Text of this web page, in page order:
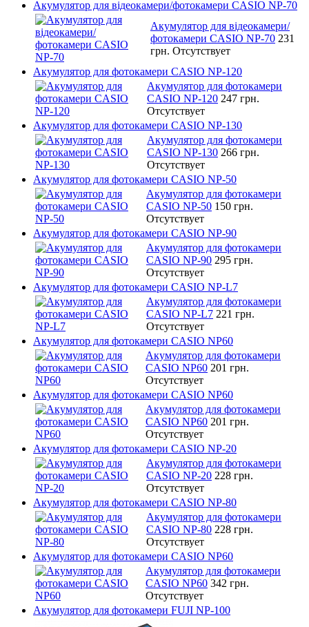
Акумулятор для відеокамери/фотокамери CASIO NP-70
Акумулятор для відеокамери/
фотокамери CASIO NP-70 231
грн. Отсутствует
Акумулятор для фотокамери CASIO NP-120
Акумулятор для фотокамери
CASIO NP-120 247 грн.
Отсутствует
Акумулятор для фотокамери CASIO NP-130
Акумулятор для фотокамери
CASIO NP-130 266 грн.
Отсутствует
Акумулятор для фотокамери CASIO NP-50
Акумулятор для фотокамери
CASIO NP-50 150 грн.
Отсутствует
Акумулятор для фотокамери CASIO NP-90
Акумулятор для фотокамери
CASIO NP-90 295 грн.
Отсутствует
Акумулятор для фотокамери CASIO NP-L7
Акумулятор для фотокамери
CASIO NP-L7 221 грн.
Отсутствует
Акумулятор для фотокамери CASIO NP60
Акумулятор для фотокамери
CASIO NP60 201 грн.
Отсутствует
Акумулятор для фотокамери CASIO NP60
Акумулятор для фотокамери
CASIO NP60 201 грн.
Отсутствует
Акумулятор для фотокамери CASIO NP-20
Акумулятор для фотокамери
CASIO NP-20 228 грн.
Отсутствует
Акумулятор для фотокамери CASIO NP-80
Акумулятор для фотокамери
CASIO NP-80 228 грн.
Отсутствует
Акумулятор для фотокамери CASIO NP60
Акумулятор для фотокамери
CASIO NP60 342 грн.
Отсутствует
Акумулятор для фотокамери FUJI NP-100